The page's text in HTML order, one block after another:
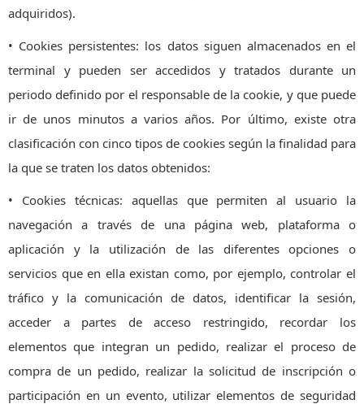
adquiridos).
• Cookies persistentes: los datos siguen almacenados en el
terminal y pueden ser accedidos y tratados durante un
periodo definido por el responsable de la cookie, y que puede
ir de unos minutos a varios años. Por último, existe otra
clasificación con cinco tipos de cookies según la finalidad para
la que se traten los datos obtenidos:
• Cookies técnicas: aquellas que permiten al usuario la
navegación a través de una página web, plataforma o
aplicación y la utilización de las diferentes opciones o
servicios que en ella existan como, por ejemplo, controlar el
tráfico y la comunicación de datos, identificar la sesión,
acceder a partes de acceso restringido, recordar los
elementos que integran un pedido, realizar el proceso de
compra de un pedido, realizar la solicitud de inscripción o
participación en un evento, utilizar elementos de seguridad